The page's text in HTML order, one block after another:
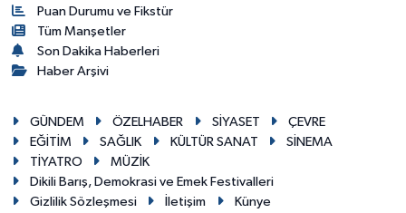
Puan Durumu ve Fikstür
Tüm Manşetler
Son Dakika Haberleri
Haber Arşivi
GÜNDEM ÖZELHABER SİYASET
ÇEVRE
EĞİTİM
SAĞLIK KÜLTÜR SANAT
SİNEMA
TİYATRO
MÜZİK
Dikili Barış, Demokrasi ve Emek Festivalleri
Gizlilik Sözleşmesi
İletişim Künye